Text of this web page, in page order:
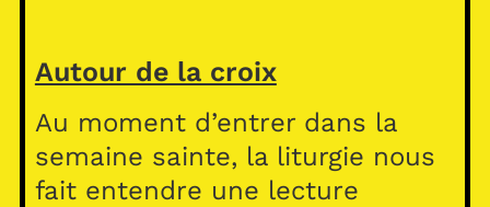
Autour de la croix
Au moment d’entrer dans la
semaine sainte, la liturgie nous
fait entendre une lecture